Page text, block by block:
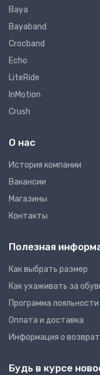
Baya
Bayaband
Crocband
Echo
LiteRide
InMotion
Crush
О нас
Иcтория компании
Вакансии
Магазины
Контакты
Полезная
Как выбрать размер
Как ухаживать за
Программа лояльности
Оплата и доставка
Информация о
Будь в курсе